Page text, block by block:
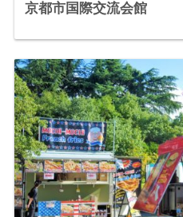
京都市国際交流会館